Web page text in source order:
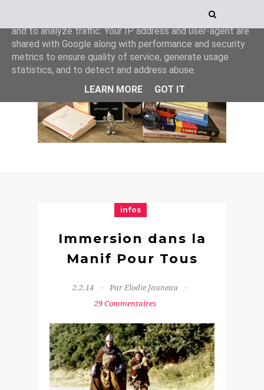
infos
Immersion dans la
Manif Pour Tous
2.2.14
Par Elodie Jauneau
29 Commentaires
This site uses cookies from Google to deliver its services
and to analyze traffic. Your IP address and user-agent are
shared with Google along with performance and security
metrics to ensure quality of service, generate usage
statistics, and to detect and address abuse.
LEARN MORE
GOT IT